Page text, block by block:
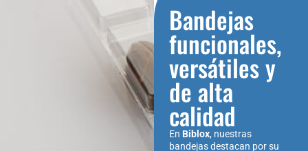
Bandejas
funcionales,
versátiles y
de alta
calidad
En Biblox, nuestras
bandejas destacan por su